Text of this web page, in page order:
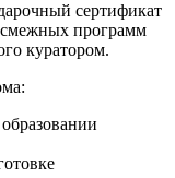
сертификат
смежных программ
куратором.